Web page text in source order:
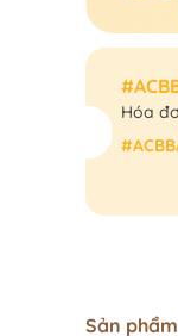
Hóa
Sản phẩm